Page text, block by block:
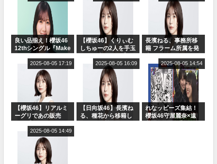
オ出演決定
良い品揃え！櫻坂46
12thシングル『Make
ャルグッズ絶賛販売
【櫻坂46】くりぃむ
しちゅーの2人を手玉
りぃむナンタラ】
長濱ねる、事務所移
籍 フラーム所属を発
【櫻坂46】リアルミ
ーグリであの販売
Break』オフィシャ
ルグッズ解禁
2025-08-05 17:19
【日向坂46】長濱ね
る、種花から移籍し
2025-08-05 16:09
れなッピーズ集結！
櫻坂46守屋麗奈×遠
2025-08-05 14:54
2025-08-05 14:49